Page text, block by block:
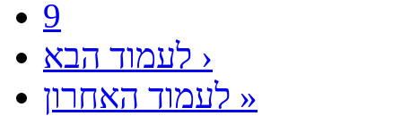
9
לעמוד הבא ›
לעמוד האחרון »